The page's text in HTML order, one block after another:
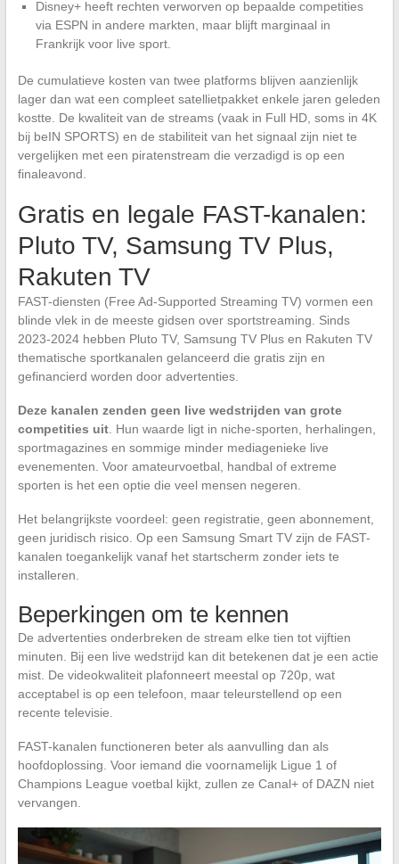
Disney+ heeft rechten verworven op bepaalde competities
via ESPN in andere markten, maar blijft marginaal in
Frankrijk voor live sport.
De cumulatieve kosten van twee platforms blijven aanzienlijk
lager dan wat een compleet satellietpakket enkele jaren geleden
kostte. De kwaliteit van de streams (vaak in Full HD, soms in 4K
bij beIN SPORTS) en de stabiliteit van het signaal zijn niet te
vergelijken met een piratenstream die verzadigd is op een
finaleavond.
Gratis en legale FAST-kanalen:
Pluto TV, Samsung TV Plus,
Rakuten TV
FAST-diensten (Free Ad-Supported Streaming TV) vormen een
blinde vlek in de meeste gidsen over sportstreaming. Sinds
2023-2024 hebben Pluto TV, Samsung TV Plus en Rakuten TV
thematische sportkanalen gelanceerd die gratis zijn en
gefinancierd worden door advertenties.
Deze kanalen zenden geen live wedstrijden van grote
competities uit. Hun waarde ligt in niche-sporten, herhalingen,
sportmagazines en sommige minder mediagenieke live
evenementen. Voor amateurvoetbal, handbal of extreme
sporten is het een optie die veel mensen negeren.
Het belangrijkste voordeel: geen registratie, geen abonnement,
geen juridisch risico. Op een Samsung Smart TV zijn de FAST-
kanalen toegankelijk vanaf het startscherm zonder iets te
installeren.
Beperkingen om te kennen
De advertenties onderbreken de stream elke tien tot vijftien
minuten. Bij een live wedstrijd kan dit betekenen dat je een actie
mist. De videokwaliteit plafonneert meestal op 720p, wat
acceptabel is op een telefoon, maar teleurstellend op een
recente televisie.
FAST-kanalen functioneren beter als aanvulling dan als
hoofdoplossing. Voor iemand die voornamelijk Ligue 1 of
Champions League voetbal kijkt, zullen ze Canal+ of DAZN niet
vervangen.